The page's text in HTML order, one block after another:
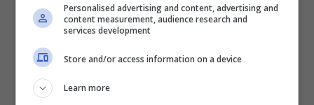
improvvisa: lo
hanno visto tutti
La scelta di
Personalised advertising and content, advertising and
content measurement, audience research and
services development
Store and/or access information on a device
Learn more